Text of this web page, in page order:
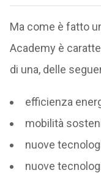
Ma come è fatto
Academy è
di una, delle
efficienza
mobilità
nuove
nuove